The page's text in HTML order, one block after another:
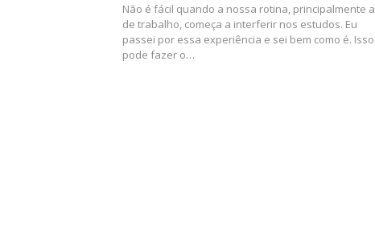
Não é fácil quando a nossa rotina, principalmente a
de trabalho, começa a interferir nos estudos. Eu
passei por essa experiência e sei bem como é. Isso
pode fazer o…